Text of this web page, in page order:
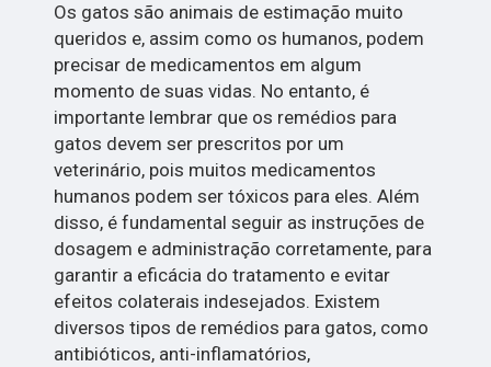
Os gatos são animais de estimação muito
queridos e, assim como os humanos, podem
precisar de medicamentos em algum
momento de suas vidas. No entanto, é
importante lembrar que os remédios para
gatos devem ser prescritos por um
veterinário, pois muitos medicamentos
humanos podem ser tóxicos para eles. Além
disso, é fundamental seguir as instruções de
dosagem e administração corretamente, para
garantir a eficácia do tratamento e evitar
efeitos colaterais indesejados. Existem
diversos tipos de remédios para gatos, como
antibióticos, anti-inflamatórios,